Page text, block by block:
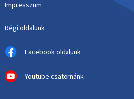
Impresszum
Régi oldalunk
Facebook oldalunk
Youtube csatornánk